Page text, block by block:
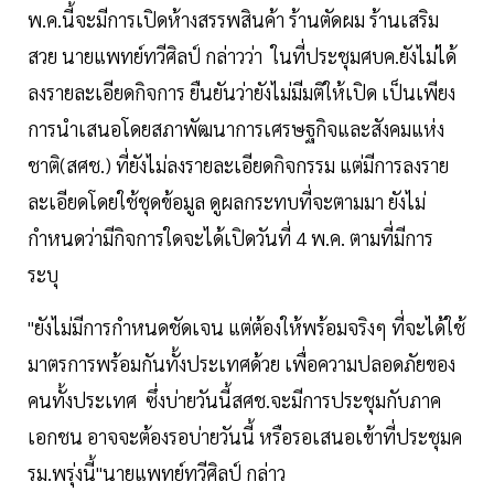
พ.ค.นี้จะมีการเปิดห้างสรรพสินค้า ร้านตัดผม ร้านเสริม
สวย นายแพทย์ทวีศิลป์ กล่าวว่า ในที่ประชุมศบค.ยังไม่ได้
ลงรายละเอียดกิจการ ยืนยันว่ายังไม่มีมติให้เปิด เป็นเพียง
การนำเสนอโดยสภาพัฒนาการเศรษฐกิจและสังคมแห่ง
ชาติ(สศช.) ที่ยังไม่ลงรายละเอียดกิจกรรม แต่มีการลงราย
ละเอียดโดยใช้ชุดข้อมูล ดูผลกระทบที่จะตามมา ยังไม่
กำหนดว่ามีกิจการใดจะได้เปิดวันที่ 4 พ.ค. ตามที่มีการ
ระบุ
"ยังไม่มีการกำหนดชัดเจน แต่ต้องให้พร้อมจริงๆ ที่จะได้ใช้
มาตรการพร้อมกันทั้งประเทศด้วย เพื่อความปลอดภัยของ
คนทั้งประเทศ ซึ่งบ่ายวันนี้สศช.จะมีการประชุมกับภาค
เอกชน อาจจะต้องรอบ่ายวันนี้ หรือรอเสนอเข้าที่ประชุมค
รม.พรุ่งนี้"นายแพทย์ทวีศิลป์ กล่าว